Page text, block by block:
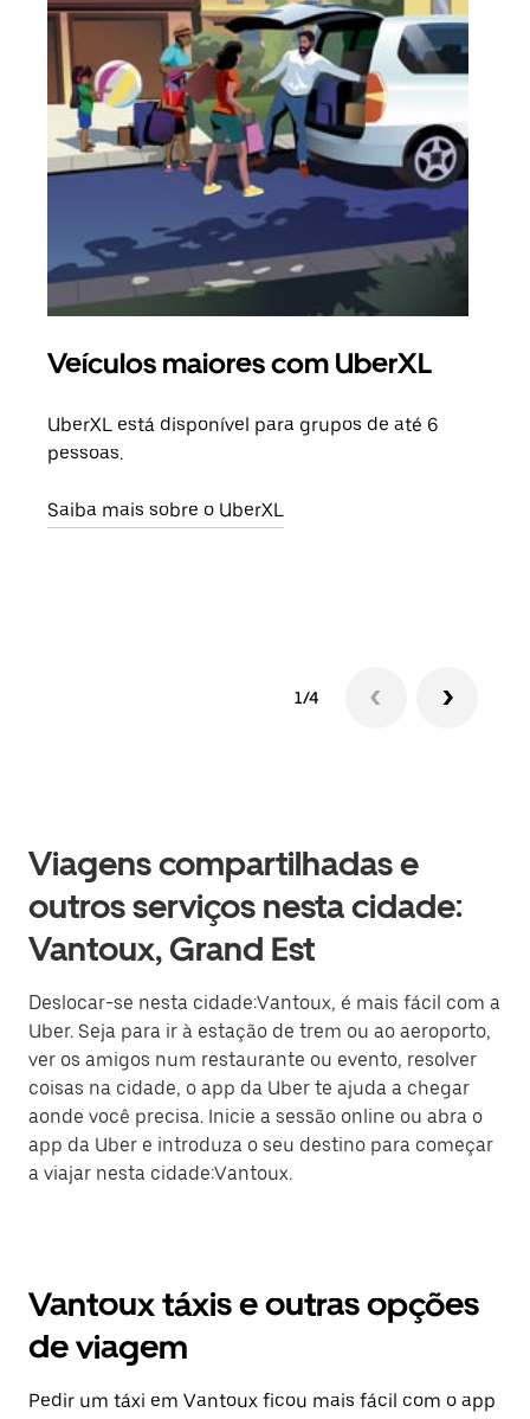
Veículos maiores com UberXL
UberXL está disponível para grupos de até 6
pessoas.
Saiba mais sobre o UberXL
1/4
Viagens compartilhadas e
outros serviços nesta cidade:
Vantoux, Grand Est
Deslocar-se nesta cidade:Vantoux, é mais fácil com a
Uber. Seja para ir à estação de trem ou ao aeroporto,
ver os amigos num restaurante ou evento, resolver
coisas na cidade, o app da Uber te ajuda a chegar
aonde você precisa. Inicie a sessão online ou abra o
app da Uber e introduza o seu destino para começar
a viajar nesta cidade:Vantoux.
Vantoux táxis e outras opções
de viagem
Pedir um táxi em Vantoux ficou mais fácil com o app